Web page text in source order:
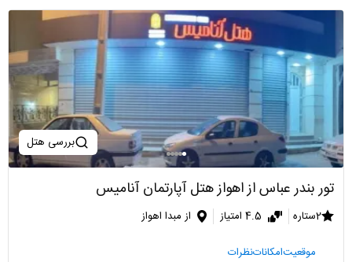
بررسی هتل
تور بندر عباس از اهواز هتل آپارتمان آنامیس
2ستاره 4.5 امتیاز از مبدا اهواز
موقعیتامکاناتنظرات